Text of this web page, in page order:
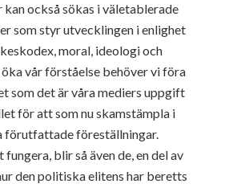
också sökas i väletablerade
som styr utvecklingen i enlighet
moral, ideologi och
vår förståelse behöver vi föra
som det är våra mediers uppgift
för att som nu skamstämpla i
förutfattade föreställningar.
blir så även de, en del av
den politiska elitens har beretts